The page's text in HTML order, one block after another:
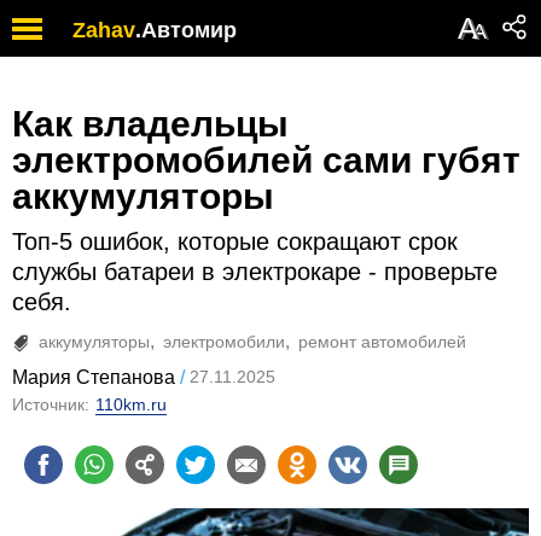
Zahav.Автомир АА
Как владельцы
электромобилей сами губят
аккумуляторы
Топ-5 ошибок, которые сокращают срок
службы батареи в электрокаре - проверьте
себя.
аккумуляторы электромобили ремонт автомобилей
Мария Степанова
27.11.2025
Источник: 110km.ru